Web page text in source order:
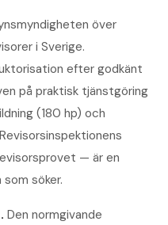
över
i Sverige.
efter godkänt
på praktisk tjänstgöring
(180 hp) och
— är en
söker.
. Den normgivande